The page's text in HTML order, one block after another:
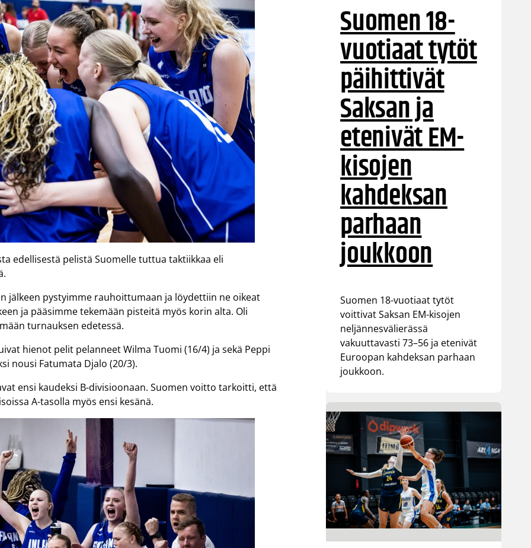
edellisestä pelistä Suomelle tuttua taktiikkaa eli
jälkeen pystyimme rauhoittumaan ja löydettiin ne oikeat
ja pääsimme tekemään pisteitä myös korin alta. Oli
turnauksen edetessä.
hienot pelit pelanneet Wilma Tuomi (16/4) ja sekä Peppi
nousi Fatumata Djalo (20/3).
ensi kaudeksi B-divisioonaan. Suomen voitto tarkoitti, että
A-tasolla myös ensi kesänä.
Suomen 18-
vuotiaat tytöt
päihittivät
Saksan ja
etenivät EM-
kisojen
kahdeksan
parhaan
joukkoon
Suomen 18-vuotiaat tytöt
voittivat Saksan EM-kisojen
neljännesvälierässä
vakuuttavasti 73–56 ja etenivät
Euroopan kahdeksan parhaan
joukkoon.